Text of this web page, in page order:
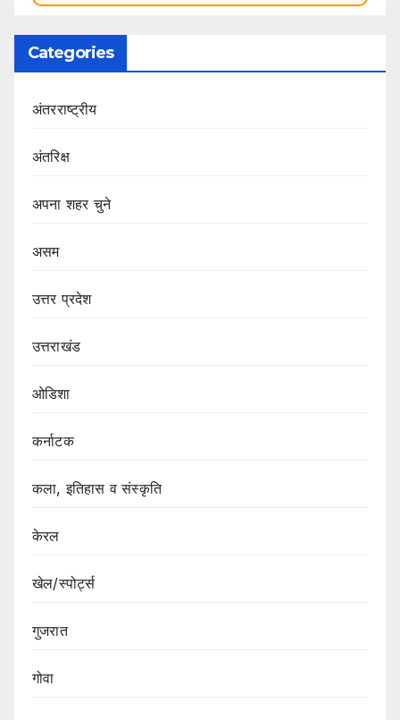
Categories
अंतरराष्ट्रीय
अंतरिक्ष
अपना शहर चुने
असम
उत्तर प्रदेश
उत्तराखंड
ओडिशा
कर्नाटक
कला, इतिहास व संस्कृति
केरल
खेल/स्पोर्ट्स
गुजरात
गोवा